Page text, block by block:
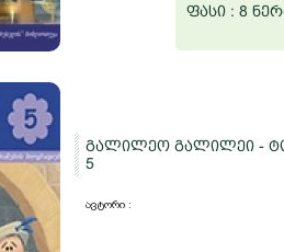
ფასი : 8
გალილეო გალილეი -
5
ავტორი :